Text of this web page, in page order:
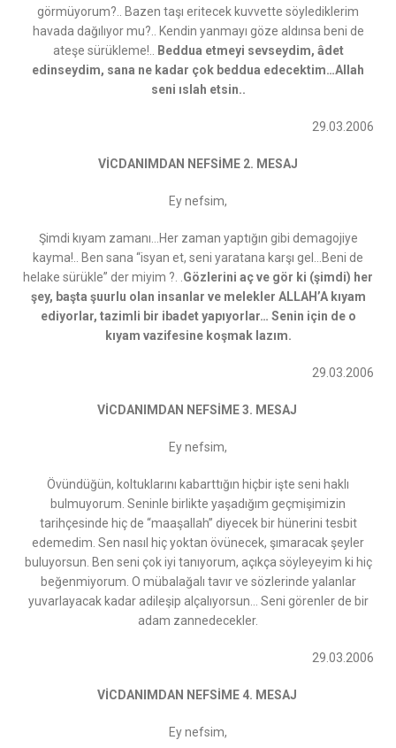
görmüyorum?.. Bazen taşı eritecek kuvvette söylediklerim
havada dağılıyor mu?.. Kendin yanmayı göze aldınsa beni de
ateşe sürükleme!..
Beddua etmeyi sevseydim, âdet
edinseydim, sana ne kadar çok beddua edecektim…Allah
seni ıslah etsin..
29.03.2006
VİCDANIMDAN NEFSİME 2. MESAJ
Ey nefsim,
Şimdi kıyam zamanı…Her zaman yaptığın gibi demagojiye
kayma!.. Ben sana “isyan et, seni yaratana karşı gel…Beni de
helake sürükle” der miyim ?. . Gözlerini aç ve gör ki (şimdi) her
şey, başta şuurlu olan insanlar ve melekler ALLAH’A kıyam
ediyorlar, tazimli bir ibadet yapıyorlar… Senin için de o
kıyam vazifesine koşmak lazım.
29.03.2006
VİCDANIMDAN NEFSİME 3. MESAJ
Ey nefsim,
Övündüğün, koltuklarını kabarttığın hiçbir işte seni haklı
bulmuyorum. Seninle birlikte yaşadığım geçmişimizin
tarihçesinde hiç de “maaşallah” diyecek bir hünerini tesbit
edemedim. Sen nasıl hiç yoktan övünecek, şımaracak şeyler
buluyorsun. Ben seni çok iyi tanıyorum, açıkça söyleyeyim ki hiç
beğenmiyorum. O mübalağalı tavır ve sözlerinde yalanlar
yuvarlayacak kadar adileşip alçalıyorsun… Seni görenler de bir
adam zannedecekler.
29.03.2006
VİCDANIMDAN NEFSİME 4. MESAJ
Ey nefsim,